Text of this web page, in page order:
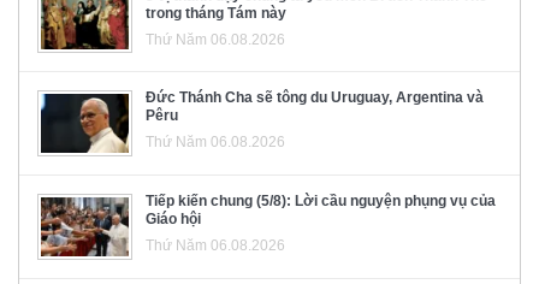
trong tháng Tám này
Thứ Năm 06.08.2026
Đức Thánh Cha sẽ tông du Uruguay, Argentina và
Pêru
Thứ Năm 06.08.2026
Tiếp kiến chung (5/8): Lời cầu nguyện phụng vụ của
Giáo hội
Thứ Năm 06.08.2026